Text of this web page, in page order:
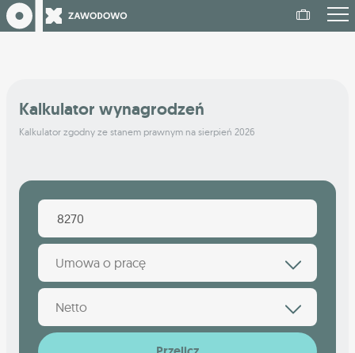
Kalkulator wynagrodzeń
Kalkulator zgodny ze stanem prawnym na sierpień 2026
Umowa o pracę
Netto